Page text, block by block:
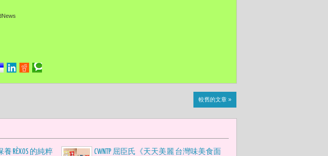
較舊的文章 »
RÈXOS 的純粹
CWNTP 屈臣氏《天天美麗 台灣味美食面